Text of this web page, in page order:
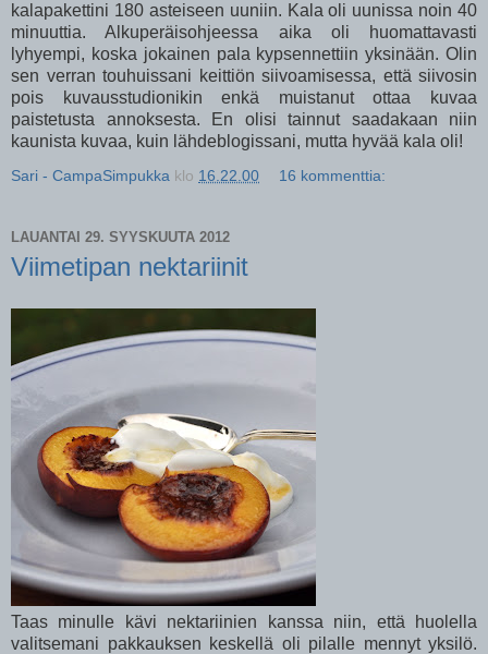
kalapakettini 180 asteiseen uuniin. Kala oli uunissa noin 40
minuuttia. Alkuperäisohjeessa aika oli huomattavasti
lyhyempi, koska jokainen pala kypsennettiin yksinään. Olin
sen verran touhuissani keittiön siivoamisessa, että siivosin
pois kuvausstudionikin enkä muistanut ottaa kuvaa
paistetusta annoksesta. En olisi tainnut saadakaan niin
kaunista kuvaa, kuin lähdeblogissani, mutta hyvää kala oli!
Sari - CampaSimpukka klo 16.22.00 16 kommenttia:
LAUANTAI 29. SYYSKUUTA 2012
Viimetipan nektariinit
Taas minulle kävi nektariinien kanssa niin, että huolella
valitsemani pakkauksen keskellä oli pilalle mennyt yksilö.